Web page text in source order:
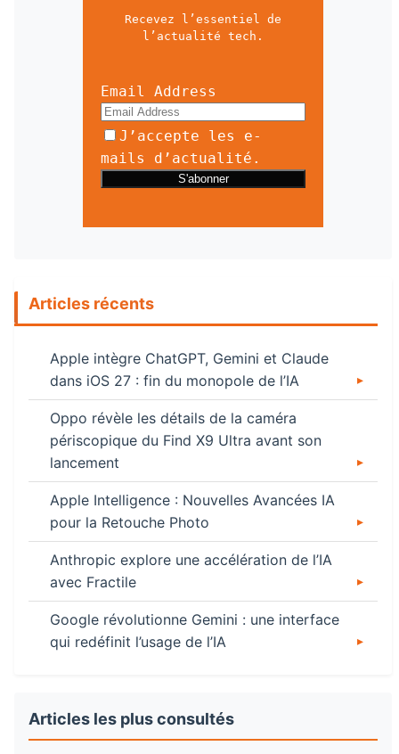
Recevez l’essentiel de
l’actualité tech.
Email Address
J’accepte les e-
mails d’actualité.
Articles récents
Apple intègre ChatGPT, Gemini et Claude
dans iOS 27 : fin du monopole de l’IA
Oppo révèle les détails de la caméra
périscopique du Find X9 Ultra avant son
lancement
Apple Intelligence : Nouvelles Avancées IA
pour la Retouche Photo
Anthropic explore une accélération de l’IA
avec Fractile
Google révolutionne Gemini : une interface
qui redéfinit l’usage de l’IA
Articles les plus consultés